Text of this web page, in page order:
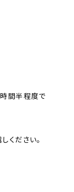
間半程度で
ください。